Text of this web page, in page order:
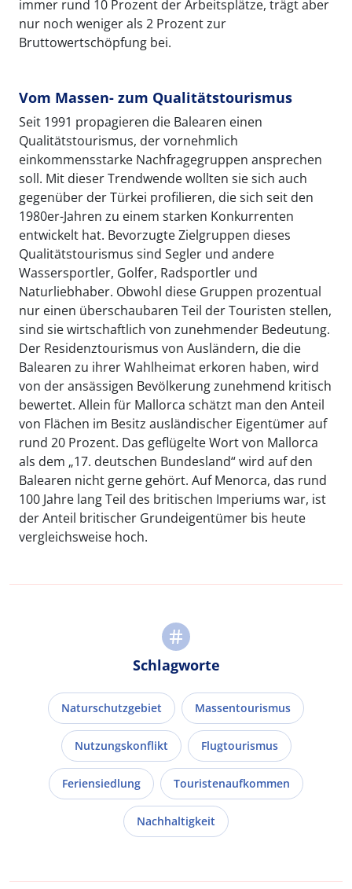
immer rund 10 Prozent der Arbeitsplätze, trägt aber
nur noch weniger als 2 Prozent zur
Bruttowertschöpfung bei.
Vom Massen- zum Qualitätstourismus
Seit 1991 propagieren die Balearen einen
Qualitätstourismus, der vornehmlich
einkommensstarke Nachfragegruppen ansprechen
soll. Mit dieser Trendwende wollten sie sich auch
gegenüber der Türkei profilieren, die sich seit den
1980er-Jahren zu einem starken Konkurrenten
entwickelt hat. Bevorzugte Zielgruppen dieses
Qualitätstourismus sind Segler und andere
Wassersportler, Golfer, Radsportler und
Naturliebhaber. Obwohl diese Gruppen prozentual
nur einen überschaubaren Teil der Touristen stellen,
sind sie wirtschaftlich von zunehmender Bedeutung.
Der Residenztourismus von Ausländern, die die
Balearen zu ihrer Wahlheimat erkoren haben, wird
von der ansässigen Bevölkerung zunehmend kritisch
bewertet. Allein für Mallorca schätzt man den Anteil
von Flächen im Besitz ausländischer Eigentümer auf
rund 20 Prozent. Das geflügelte Wort von Mallorca
als dem „17. deutschen Bundesland“ wird auf den
Balearen nicht gerne gehört. Auf Menorca, das rund
100 Jahre lang Teil des britischen Imperiums war, ist
der Anteil britischer Grundeigentümer bis heute
vergleichsweise hoch.
Schlagworte
Naturschutzgebiet Massentourismus
Nutzungskonflikt Flugtourismus
Feriensiedlung Touristenaufkommen
Nachhaltigkeit